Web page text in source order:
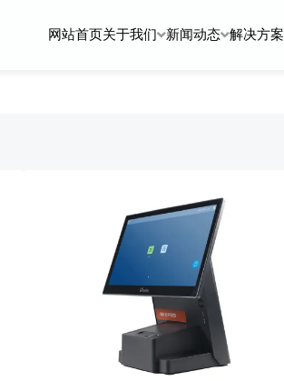
网站首页关于我们 新闻动态 解决方案